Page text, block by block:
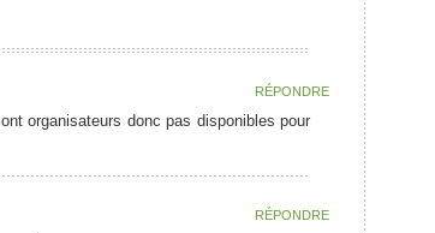
organisateurs donc pas disponibles pour
RÉPONDRE
RÉPONDRE